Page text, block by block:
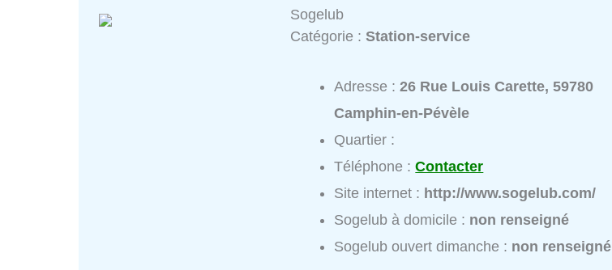
Sogelub
Catégorie :Station-service
Adresse :26 Rue Louis Carette, 59780
Camphin-en-Pévèle
Quartier :
Téléphone :Contacter
Site internet : http://www.sogelub.com/
Sogelub à domicile : non renseigné
Sogelub ouvert dimanche : non renseigné